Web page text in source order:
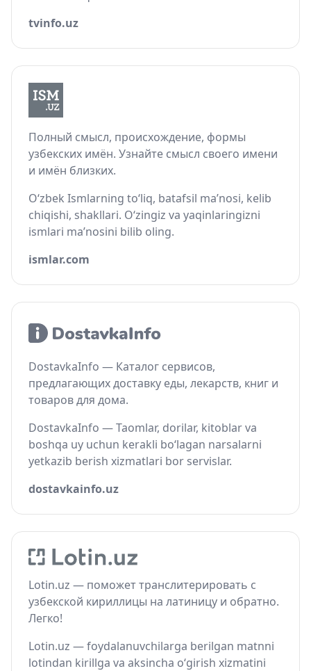
tvinfo.uz
Полный смысл, происхождение, формы
узбекских имён. Узнайте смысл своего имени
и имён близких.
O‘zbek Ismlarning to‘liq, batafsil ma’nosi, kelib
chiqishi, shakllari. O‘zingiz va yaqinlaringizni
ismlari ma’nosini bilib oling.
ismlar.com
DostavkaInfo — Каталог сервисов,
предлагающих доставку еды, лекарств, книг и
товаров для дома.
DostavkaInfo — Taomlar, dorilar, kitoblar va
boshqa uy uchun kerakli bo‘lagan narsalarni
yetkazib berish xizmatlari bor servislar.
dostavkainfo.uz
Lotin.uz — поможет транслитерировать с
узбекской кириллицы на латиницу и обратно.
Легко!
Lotin.uz — foydalanuvchilarga berilgan matnni
lotindan kirillga va aksincha o‘girish xizmatini